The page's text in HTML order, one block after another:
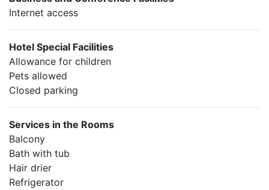
Internet access
Hotel Special Facilities
Allowance for children
Pets allowed
Closed parking
Services in the Rooms
Balcony
Bath with tub
Hair drier
Refrigerator